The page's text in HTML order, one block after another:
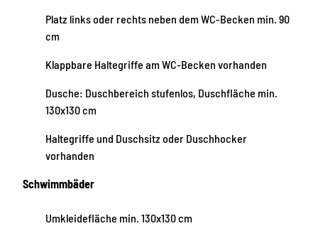
Platz links oder rechts neben dem WC-Becken min. 90
cm
Klappbare Haltegriffe am WC-Becken vorhanden
Dusche: Duschbereich stufenlos, Duschfläche min.
130x130 cm
Haltegriffe und Duschsitz oder Duschhocker
vorhanden
Schwimmbäder
Umkleidefläche min. 130x130 cm